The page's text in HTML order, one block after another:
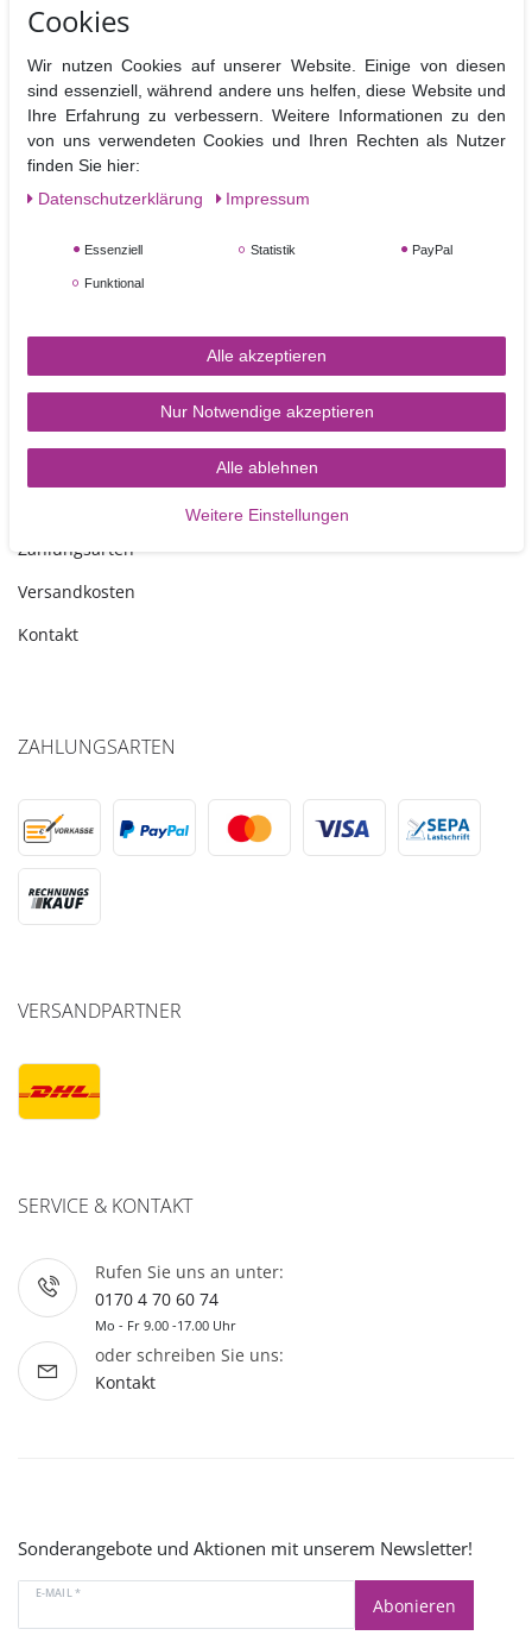
Modellierfondant für Modellierungen oder mit für die Zubereitung von
Zuckerkleber.
MHD: 12/2023
Inhalt: 100 g
Zutaten: E466
Fettfrei, Nussfrei, Glutenfrei,
Zahlungsarten
Versandkosten
Kontakt
ZAHLUNGSARTEN
VERSANDPARTNER
SERVICE & KONTAKT
Rufen Sie uns an unter:
0170 4 70 60 74
Mo - Fr 9.00 -17.00 Uhr
oder schreiben Sie uns:
Kontakt
Sonderangebote und Aktionen mit unserem Newsletter!
E-MAIL *
Abonieren
Cookies
Wir nutzen Cookies auf unserer Website. Einige von diesen
sind essenziell, während andere uns helfen, diese Website und
Ihre Erfahrung zu verbessern. Weitere Informationen zu den
von uns verwendeten Cookies und Ihren Rechten als Nutzer
finden Sie hier:
Daten­schutz­erklärung
Impressum
Essenziell Statistik PayPal
Funktional
Alle akzeptieren
Nur Notwendige akzeptieren
Alle ablehnen
Weitere Einstellungen